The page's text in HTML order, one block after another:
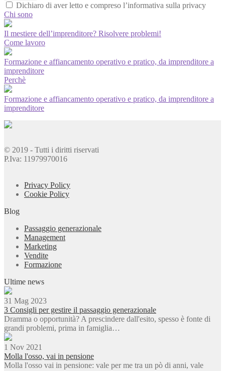
Dichiaro di aver letto e compreso l’informativa sulla privacy
Chi sono
Il mestiere dell’imprenditore? Risolvere problemi!
Come lavoro
Formazione e affiancamento operativo e pratico, da imprenditore a
imprenditore
Perchè
Formazione e affiancamento operativo e pratico, da imprenditore a
imprenditore
© 2019 - Tutti i diritti riservati
P.Iva: 11979970016
Privacy Policy
Cookie Policy
Blog
Passaggio generazionale
Management
Marketing
Vendite
Formazione
Ultime news
31 Mag 2023
3 Consigli per gestire il passaggio generazionale
Dramma o opportunità? A prescindere dall'esito, spesso è fonte di
grandi problemi, prima in famiglia…
1 Nov 2021
Molla l'osso, vai in pensione
Molla l'osso vai in pensione: vale per me tra un pò di anni, vale